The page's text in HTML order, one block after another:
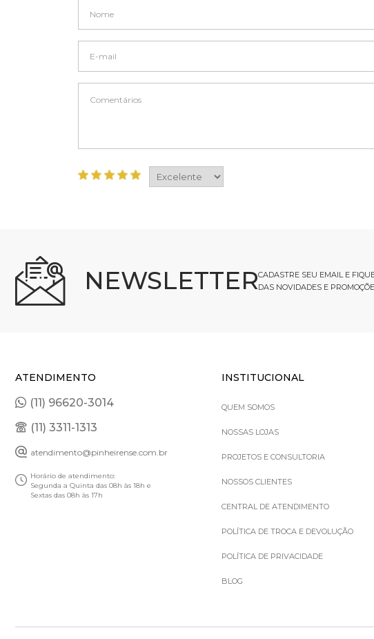
NEWSLETTERCADASTRE SEU EMAIL E
DAS NOVIDADES E
ATENDIMENTO
(11) 96620-3014
(11) 3311-1313
atendimento@pinheirense.com.br
Horário de atendimento:
Segunda a Quinta das 08h às 18h e
Sextas das 08h às 17h
INSTITUCIONAL
QUEM SOMOS
NOSSAS LOJAS
PROJETOS E CONSULTORIA
NOSSOS CLIENTES
CENTRAL DE ATENDIMENTO
POLÍTICA DE TROCA E DEVOLUÇÃO
POLÍTICA DE PRIVACIDADE
BLOG